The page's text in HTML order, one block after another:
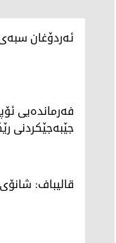
ئەردۆغان
فەرماندەیی
جێبەجێکردنی
قالیباف: